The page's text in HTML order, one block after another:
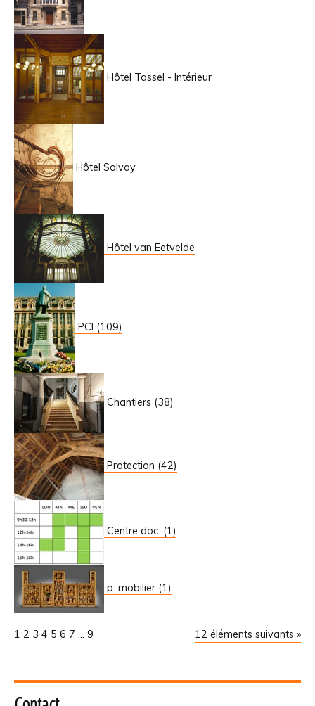
Hôtel Tassel - Intérieur
Hôtel Solvay
Hôtel van Eetvelde
PCI (109)
Chantiers (38)
Protection (42)
Centre doc. (1)
p. mobilier (1)
12 éléments suivants »
1 2 3 4 5 6 7 ... 9